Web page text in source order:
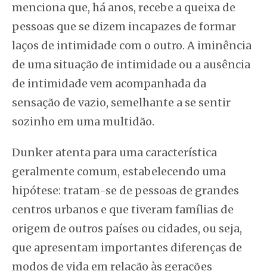
menciona que, há anos, recebe a queixa de
pessoas que se dizem incapazes de formar
laços de intimidade com o outro. A iminência
de uma situação de intimidade ou a ausência
de intimidade vem acompanhada da
sensação de vazio, semelhante a se sentir
sozinho em uma multidão.
Dunker atenta para uma característica
geralmente comum, estabelecendo uma
hipótese: tratam-se de pessoas de grandes
centros urbanos e que tiveram famílias de
origem de outros países ou cidades, ou seja,
que apresentam importantes diferenças de
modos de vida em relação às gerações